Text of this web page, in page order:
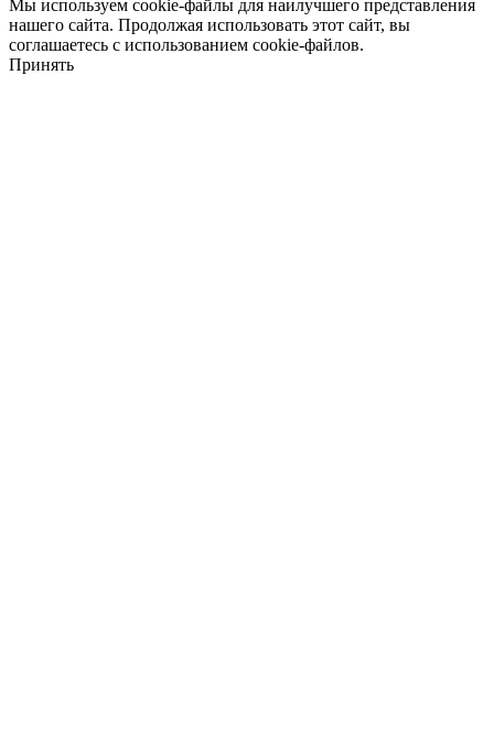
Мы используем cookie-файлы для наилучшего представления
нашего сайта. Продолжая использовать этот сайт, вы
соглашаетесь с использованием cookie-файлов.
Принять